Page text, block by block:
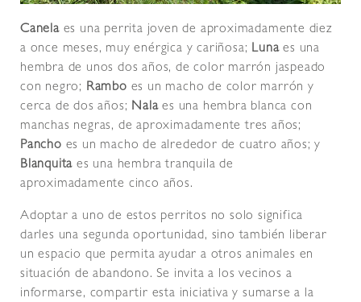
Canelaes una perrita joven de aproximadamente diez
a once meses, muy enérgica y cariñosa; Lunaes una
hembra de unos dos años, de color marrón jaspeado
con negro; Rambo es un macho de color marrón y
cerca de dos años; Nalaes una hembra blanca con
manchas negras, de aproximadamente tres años;
Pancho es un macho de alrededor de cuatro años; y
Blanquita es una hembra tranquila de
aproximadamente cinco años.
Adoptar a uno de estos perritos no solo significa
darles una segunda oportunidad, sino también liberar
un espacio que permita ayudar a otros animales en
situación de abandono. Se invita a los vecinos a
informarse, compartir esta iniciativa y sumarse a la